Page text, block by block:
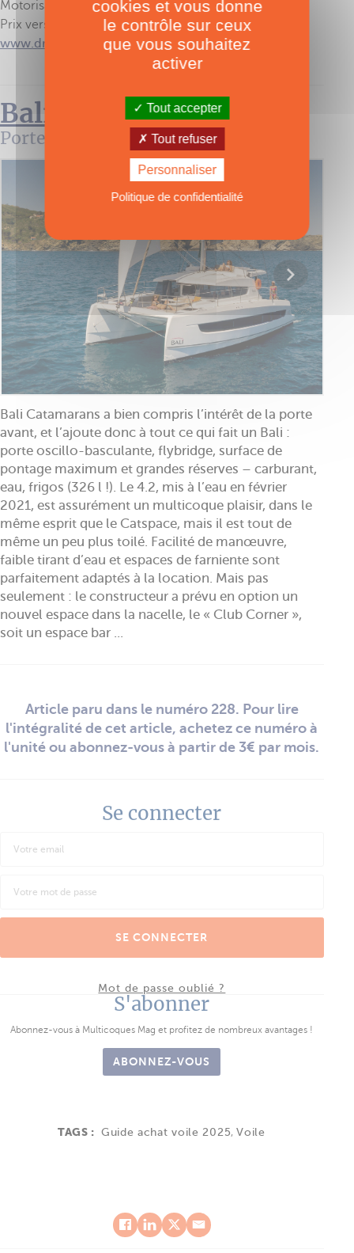
Motorisation : 40/57 ch
Prix version Touring : 660 400 € HT
www.dragonfly.dk
Bali 4.2
Porte avant validée
Bali Catamarans a bien compris l’intérêt de la porte
avant, et l’ajoute donc à tout ce qui fait un Bali :
porte oscillo-basculante, flybridge, surface de
pontage maximum et grandes réserves – carburant,
eau, frigos (326 l !). Le 4.2, mis à l’eau en février
2021, est assurément un multicoque plaisir, dans le
même esprit que le Catspace, mais il est tout de
même un peu plus toilé. Facilité de manœuvre,
faible tirant d’eau et espaces de farniente sont
parfaitement adaptés à la location. Mais pas
seulement : le constructeur a prévu en option un
nouvel espace dans la nacelle, le « Club Corner »,
soit un espace bar ...
Article paru dans le numéro 228. Pour lire
l'intégralité de cet article, achetez ce numéro à
l'unité ou abonnez-vous à partir de 3€ par mois.
Se connecter
SE CONNECTER
Mot de passe oublié ?
S'abonner
Abonnez-vous à Multicoques Mag et profitez de nombreux avantages !
ABONNEZ-VOUS
TAGS : Guide achat voile 2025,Voile
cookies et vous donne
le contrôle sur ceux
que vous souhaitez
activer
Tout accepter
Tout refuser
Personnaliser
Politique de confidentialité